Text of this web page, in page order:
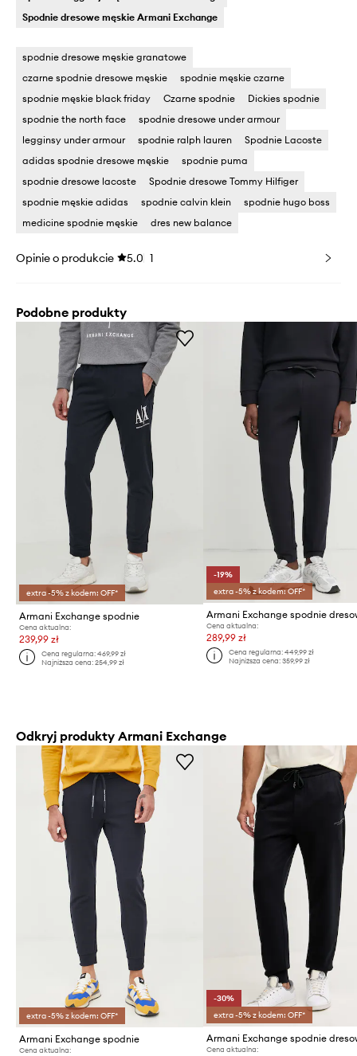
Spodnie dresowe męskie Armani Exchange
spodnie dresowe męskie granatowe
czarne spodnie dresowe męskie
spodnie męskie czarne
spodnie męskie black friday
Czarne spodnie
Dickies spodnie
spodnie the north face
spodnie dresowe under armour
legginsy under armour
spodnie ralph lauren
Spodnie Lacoste
adidas spodnie dresowe męskie
spodnie puma
spodnie dresowe lacoste
Spodnie dresowe Tommy Hilfiger
spodnie męskie adidas
spodnie calvin klein
spodnie hugo boss
medicine spodnie męskie
dres new balance
Opinie o produkcie 5.0 1
Podobne produkty
extra -5% z kodem: OFF*
Armani Exchange spodnie
Cena aktualna:
239,99 zł
Cena regularna:469,99 zł
Najniższa cena:254,99 zł
-19%
extra -5% z kodem: OFF*
Cena aktualna:
289,99 zł
Cena regularna: 449,99 zł
Najniższa cena: 359,99 zł
Odkryj produkty Armani Exchange
extra -5% z kodem: OFF*
Armani Exchange spodnie
Cena aktualna:
-30%
extra -5% z kodem: OFF*
Cena aktualna: